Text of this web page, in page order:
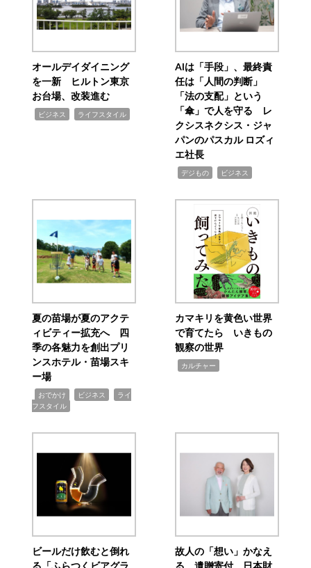
オールデイダイニング
を一新 ヒルトン東京
お台場、改装進む
ビジネス ライフスタイル
AIは「手段」、最終責
任は「人間の判断」
「法の支配」という
「傘」で人を守る レ
クシスネクシス・ジャ
パンのパスカル ロズィ
エ社長
デジもの ビジネス
夏の苗場が夏のアクテ
ィビティー拡充へ 四
季の各魅力を創出プリ
ンスホテル・苗場スキ
ー場
おでかけ ビジネス
ライ
フスタイル
カマキリを黄色い世界
で育てたら いきもの
観察の世界
カルチャー
ビールだけ飲むと倒れ
故人の「想い」かなえ